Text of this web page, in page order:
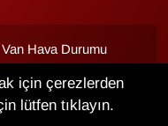
Van Hava Durumu
Trafik Yoğunluk
için çerezlerden
lütfen tıklayın.